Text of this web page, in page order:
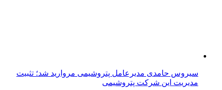
سیروس حامدی مدیرعامل پتروشیمی مروارید شد؛ تثبیت
مدیریت این شرکت پتروشیمی